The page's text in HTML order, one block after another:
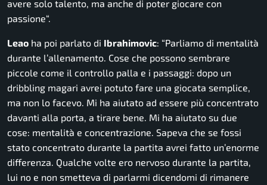
avere solo talento, ma anche di poter giocare con
passione“.
Leao ha poi parlato di Ibrahimovic: “Parliamo di mentalità
durante l’allenamento. Cose che possono sembrare
piccole come il controllo palla e i passaggi: dopo un
dribbling magari avrei potuto fare una giocata semplice,
ma non lo facevo. Mi ha aiutato ad essere più concentrato
davanti alla porta, a tirare bene. Mi ha aiutato su due
cose: mentalità e concentrazione. Sapeva che se fossi
stato concentrato durante la partita avrei fatto un’enorme
differenza. Qualche volte ero nervoso durante la partita,
lui no e non smetteva di parlarmi dicendomi di rimanere